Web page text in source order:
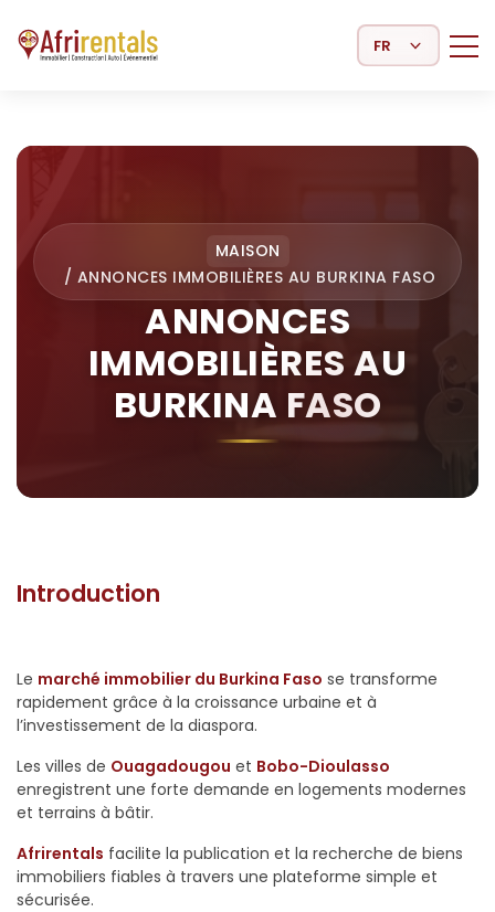
Select Language
MAISON
/ ANNONCES IMMOBILIÈRES AU BURKINA FASO
ANNONCES
IMMOBILIÈRES AU
BURKINA FASO
Introduction
Le marché immobilier du Burkina Faso se transforme
rapidement grâce à la croissance urbaine et à
l’investissement de la diaspora.
Les villes de Ouagadougou et Bobo-Dioulasso
enregistrent une forte demande en logements modernes
et terrains à bâtir.
Afrirentals facilite la publication et la recherche de biens
immobiliers fiables à travers une plateforme simple et
sécurisée.